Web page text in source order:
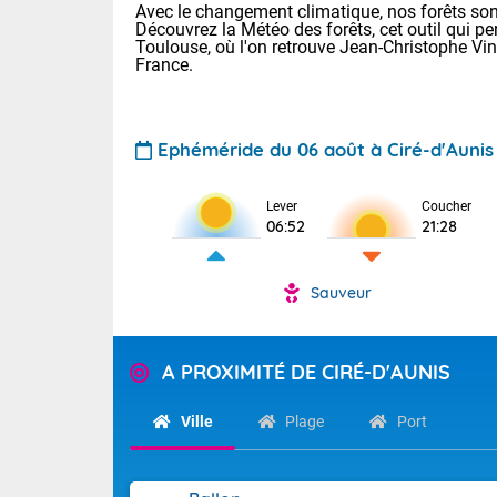
Pour la
temps
Tendance
Avec le changement climatique, nos forêts
Découvrez la Météo des forêts, cet outil qui
Toulouse, où l'on retrouve Jean-Christophe
France.
Ephéméride du 06 août à Ciré-d'Aunis
Lever
06:52
Coucher
21:28
Sauveur
A PROXIMITÉ DE CIRÉ-D'AUNIS
Ville Plage Port
Voici les
28 Lyon :
: 27 Nancy :
31 Lille : 26
Demain :
Calme,
La journée
alors que la